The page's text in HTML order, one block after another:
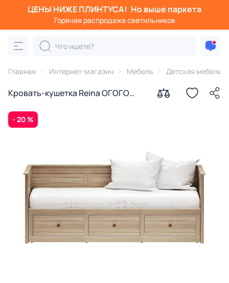
ЦЕНЫ НИЖЕ ПЛИНТУСА! Но выше паркета
Горячая распродажа светильников
Главная Интернет-магазин Мебель Детская мебель
Кровать-кушетка Reina ОГОГО
1758390
- 20 %